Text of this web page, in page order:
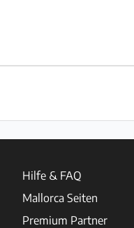
Hilfe & FAQ
Mallorca Seiten
Premium Partner